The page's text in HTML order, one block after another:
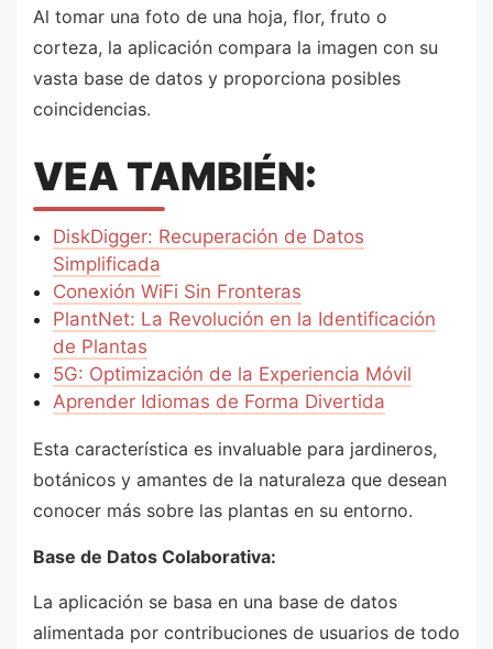
Al tomar una foto de una hoja, flor, fruto o
corteza, la aplicación compara la imagen con su
vasta base de datos y proporciona posibles
coincidencias.
VEA TAMBIÉN:
DiskDigger: Recuperación de Datos
Simplificada
Conexión WiFi Sin Fronteras
PlantNet: La Revolución en la Identificación
de Plantas
5G: Optimización de la Experiencia Móvil
Aprender Idiomas de Forma Divertida
Esta característica es invaluable para jardineros,
botánicos y amantes de la naturaleza que desean
conocer más sobre las plantas en su entorno.
Base de Datos Colaborativa:
La aplicación se basa en una base de datos
alimentada por contribuciones de usuarios de todo